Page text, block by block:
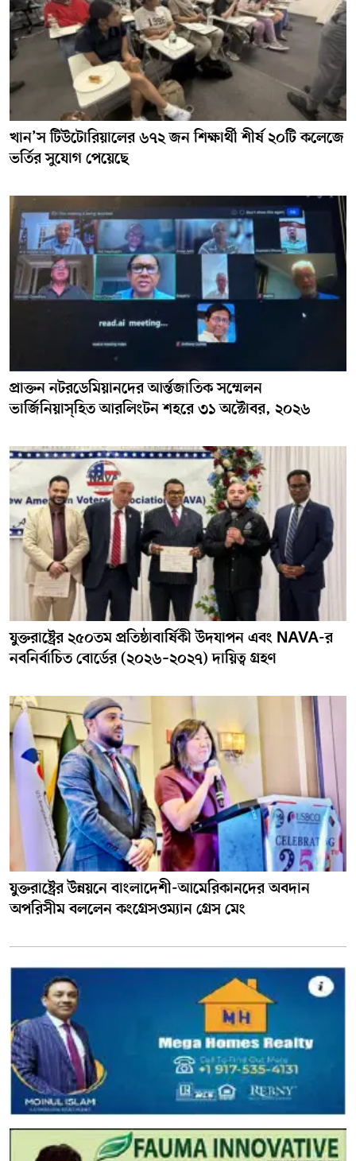
খান’স টিউটোরিয়ালের ৬৭২ জন শিক্ষার্থী শীর্ষ ২০টি কলেজে
ভর্তির সুযোগ পেয়েছে
প্রাক্তন নটরডেমিয়ানদের আর্ন্তজাতিক সম্মেলন
ভার্জিনিয়াস্হিত আরলিংটন শহরে ৩১ অক্টোবর, ২০২৬
যুক্তরাষ্ট্রের ২৫০তম প্রতিষ্ঠাবার্ষিকী উদযাপন এবং NAVA-র
নবনির্বাচিত বোর্ডের (২০২৬–২০২৭) দায়িত্ব গ্রহণ
যুক্তরাষ্ট্রের উন্নয়নে বাংলাদেশী-আমেরিকানদের অবদান
অপরিসীম বললেন কংগ্রেসওম্যান গ্রেস মেং